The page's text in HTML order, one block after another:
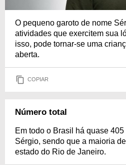
O pequeno garoto de nome
atividades que exercitem sua
isso, pode tornar-se uma
aberta.
COPIAR
Número total
Em todo o Brasil há quase
Sérgio, sendo que a maioria
estado do Rio de Janeiro.